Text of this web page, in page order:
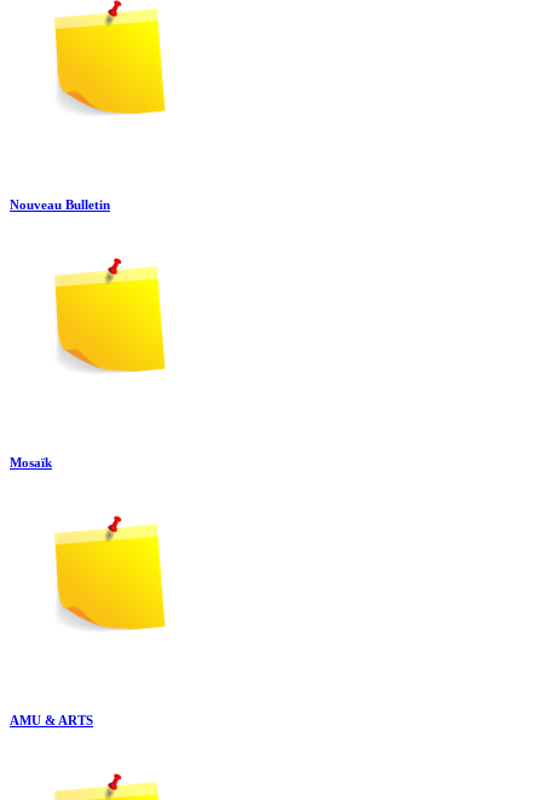
Nouveau Bulletin
Mosaïk
AMU & ARTS